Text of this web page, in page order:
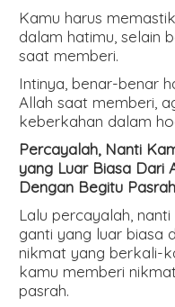
Kamu harus
dalam hatimu, selain
saat memberi.
Intinya, benar-benar
Allah saat memberi,
keberkahan dalam
Percayalah, Nanti
yang Luar Biasa Dari
Dengan Begitu Pasrah
Lalu percayalah,
ganti yang luar biasa
nikmat yang berkali-
kamu memberi
pasrah.